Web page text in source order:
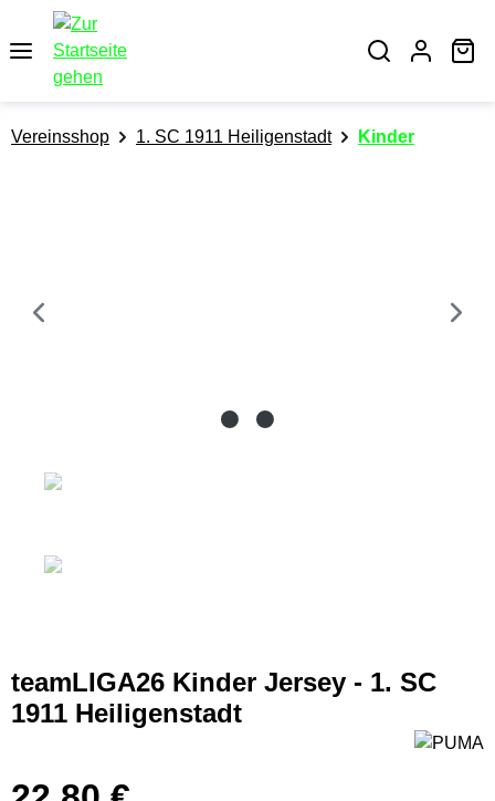
springen
Vereinsshop 1. SC 1911 Heiligenstadt Kinder
teamLIGA26 Kinder Jersey - 1. SC
1911 Heiligenstadt